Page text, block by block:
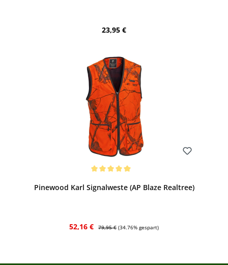
Regulärer Preis:
23,95 €
Pinewood Karl Signalweste (AP Blaze Realtree)
Verkaufspreis:
52,16 € Regulärer Preis:
79,95 € (34.76% gespart)